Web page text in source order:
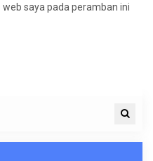
saya pada peramban ini